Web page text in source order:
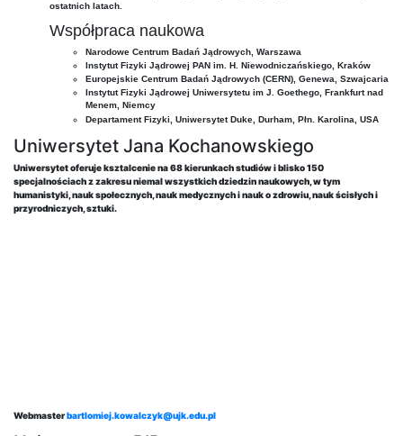
ostatnich latach.
Współpraca naukowa
Narodowe Centrum Badań Jądrowych, Warszawa
Instytut Fizyki Jądrowej PAN im. H. Niewodniczańskiego, Kraków
Europejskie Centrum Badań Jądrowych (CERN), Genewa, Szwajcaria
Instytut Fizyki Jądrowej Uniwersytetu im J. Goethego, Frankfurt nad
Menem, Niemcy
Departament Fizyki, Uniwersytet Duke, Durham, Płn. Karolina, USA
Uniwersytet Jana Kochanowskiego
Uniwersytet oferuje ksztalcenie na 68 kierunkach studiów i blisko 150
specjalnościach z zakresu niemal wszystkich dziedzin naukowych, w tym
humanistyki, nauk społecznych, nauk medycznych i nauk o zdrowiu, nauk ścisłych i
przyrodniczych, sztuki.
Webmasterbartlomiej.kowalczyk@ujk.edu.pl